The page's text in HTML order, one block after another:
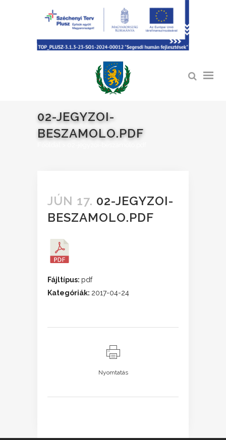
02-JEGYZOI-
BESZAMOLO.PDF
JÚN 17. 02-JEGYZOI-
BESZAMOLO.PDF
Fájltípus: pdf
Kategóriák: 2017-04-24
Nyomtatás